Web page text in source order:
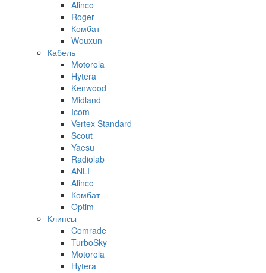
Alinco
Roger
Комбат
Wouxun
Кабель
Motorola
Hytera
Kenwood
Midland
Icom
Vertex Standard
Scout
Yaesu
Radiolab
ANLI
Alinco
Комбат
Optim
Клипсы
Comrade
TurboSky
Motorola
Hytera